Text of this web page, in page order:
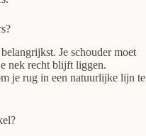
Je schouder moet
nek recht blijft liggen.
je rug in een natuurlijke lijn te